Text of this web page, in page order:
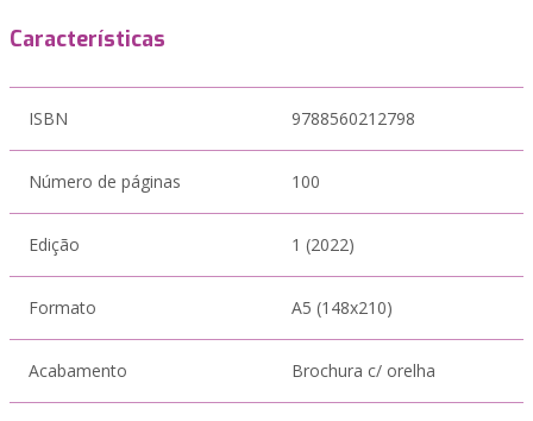
Características
ISBN 9788560212798
Número de páginas 100
Edição 1 (2022)
Formato A5 (148x210)
Acabamento Brochura c/ orelha